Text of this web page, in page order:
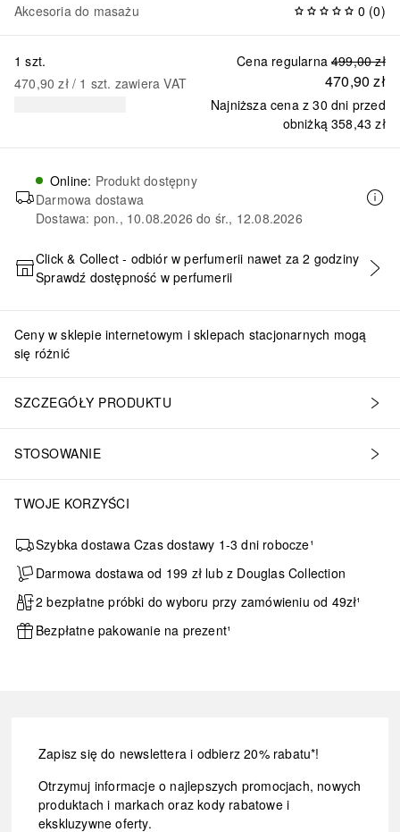
Akcesoria do masażu 0 (0)
Cena regularna 499,00 zł
470,90 zł
Najniższa cena z 30 dni przed
obniżką 358,43 zł
1 szt.
470,90 zł / 1 szt. zawiera VAT
Online: Produkt dostępny
Darmowa dostawa
Dostawa: pon., 10.08.2026 do śr., 12.08.2026
DODAJ DO KOSZYKA
Click & Collect - odbiór w perfumerii nawet za 2 godziny
Sprawdź dostępność w perfumerii
Ceny w sklepie internetowym i sklepach stacjonarnych mogą
się różnić
SZCZEGÓŁY PRODUKTU
STOSOWANIE
TWOJE KORZYŚCI
Szybka dostawa Czas dostawy 1-3 dni robocze¹
Darmowa dostawa od 199 zł lub z Douglas Collection
2 bezpłatne próbki do wyboru przy zamówieniu od 49zł¹
Bezpłatne pakowanie na prezent¹
Zapisz się do newslettera i odbierz 20% rabatu*!
Otrzymuj informacje o najlepszych promocjach, nowych
produktach i markach oraz kody rabatowe i
ekskluzywne oferty.